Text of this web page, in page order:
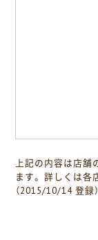
上記の内容は店舗
ます。詳しくは各
（2015/10/14 登録）